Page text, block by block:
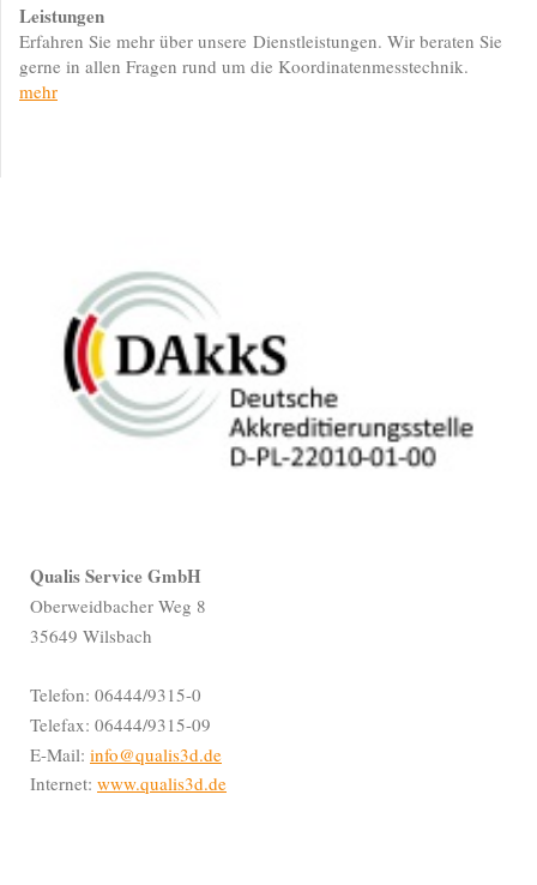
Leistungen
Erfahren Sie mehr über unsere Dienstleistungen. Wir beraten Sie
gerne in allen Fragen rund um die Koordinatenmesstechnik.
mehr
Qualis Service GmbH
Oberweidbacher Weg 8
35649 Wilsbach
Telefon: 06444/9315-0
Telefax: 06444/9315-09
E-Mail: info@qualis3d.de
Internet: www.qualis3d.de